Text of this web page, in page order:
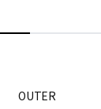
OUTER